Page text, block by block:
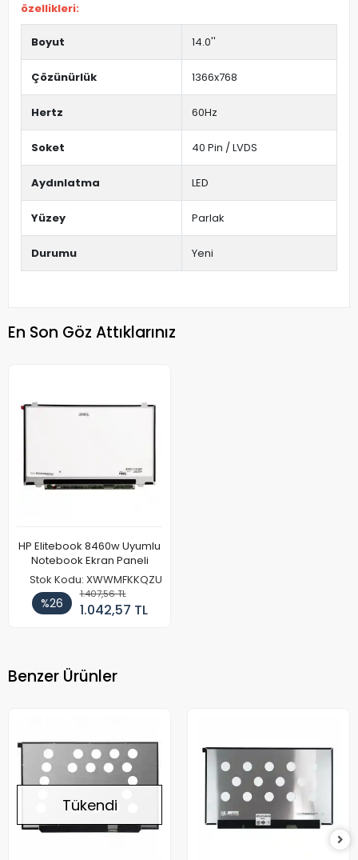
özellikleri:
Boyut 14.0''
Çözünürlük 1366x768
Hertz 60Hz
Soket 40 Pin / LVDS
Aydınlatma LED
Yüzey Parlak
Durumu Yeni
En Son Göz Attıklarınız
HP Elitebook 8460w Uyumlu
Notebook Ekran Paneli
Stok Kodu: XWWMFKKQZU
%26
1.407,56 TL
1.042,57 TL
Benzer Ürünler
Tükendi